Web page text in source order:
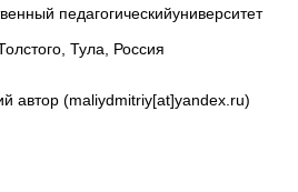
педагогическийуниверситет
Тула, Россия
автор (maliydmitriy[at]yandex.ru)